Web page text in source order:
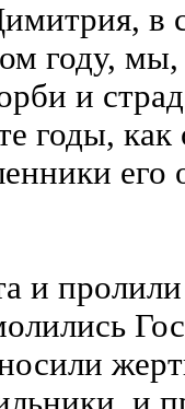
в
году,
и
годы, как
его
и